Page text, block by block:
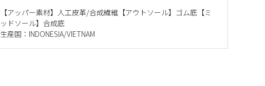
【アッパー素材】人工皮革/合成繊維【アウトソール】ゴム底【ミ
ッドソール】合成底
生産国：INDONESIA/VIETNAM